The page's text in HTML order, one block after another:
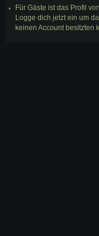
Für Gäste ist das Profil
Logge dich jetzt ein um
keinen Account besitzten